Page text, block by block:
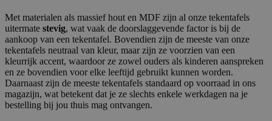
Met materialen als massief hout en MDF zijn al onze tekentafels
uitermate stevig, wat vaak de doorslaggevende factor is bij de
aankoop van een tekentafel. Bovendien zijn de meeste van onze
tekentafels neutraal van kleur, maar zijn ze voorzien van een
kleurrijk accent, waardoor ze zowel ouders als kinderen aanspreken
en ze bovendien voor elke leeftijd gebruikt kunnen worden.
Daarnaast zijn de meeste tekentafels standaard op voorraad in ons
magazijn, wat betekent dat je ze slechts enkele werkdagen na je
bestelling bij jou thuis mag ontvangen.